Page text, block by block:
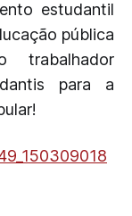
estudantil
pública
para a